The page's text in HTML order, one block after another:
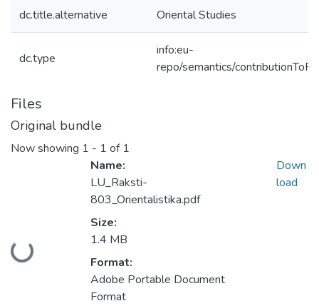
dc.title.alternative Oriental Studies
dc.type
info:eu-
repo/semantics/
Files
Original bundle
Now showing 1 - 1 of 1
Loading...
Name:
LU_Raksti-
803_Orientalistika.pdf
Size:
1.4 MB
Format:
Adobe Portable Document
Format
Down
load